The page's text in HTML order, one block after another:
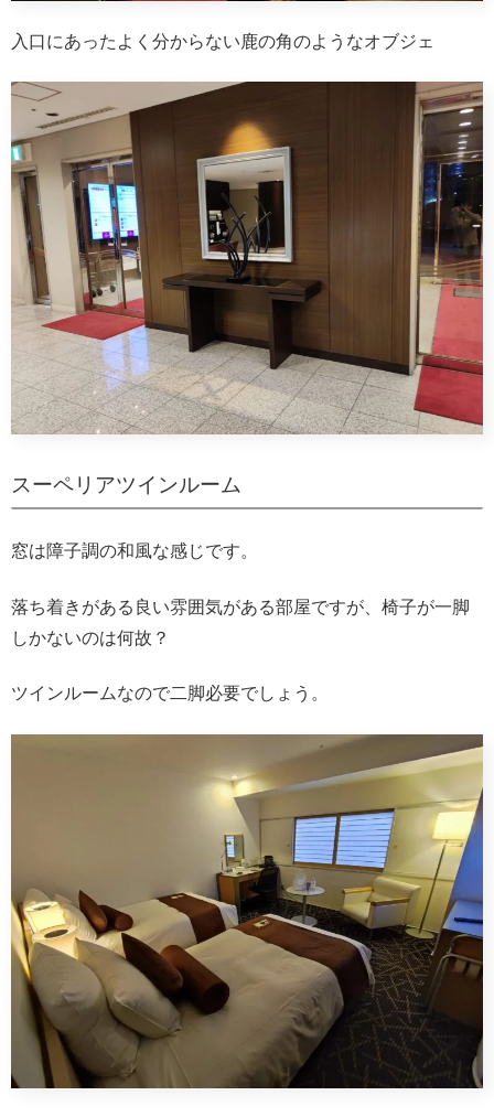
入口にあったよく分からない鹿の角のようなオブジェ
スーペリアツインルーム
窓は障子調の和風な感じです。
落ち着きがある良い雰囲気がある部屋ですが、椅子が一脚
しかないのは何故？
ツインルームなので二脚必要でしょう。